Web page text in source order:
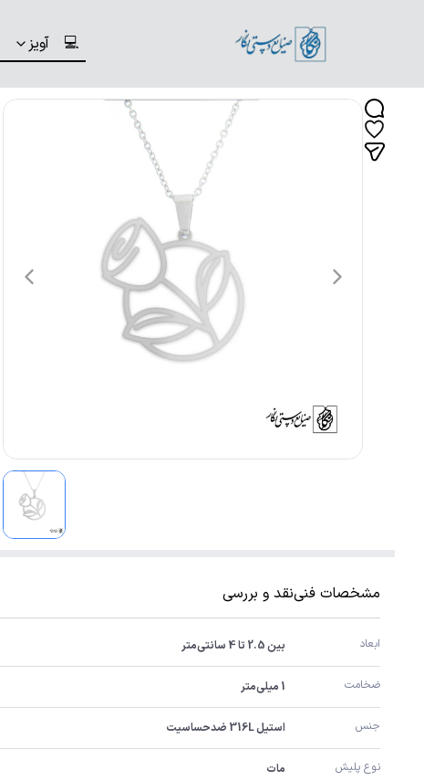
💻 آویز
مشخصات فنینقد و بررسی
ابعاد بین 2.5 تا 4 سانتی‌متر
ضخامت 1 میلی‌متر
جنس استیل 316L ضدحساسیت
نوع پلیش مات